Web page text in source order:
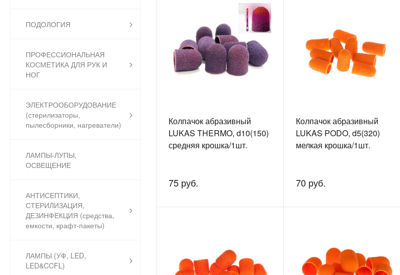
ПОДОЛОГИЯ
ПРОФЕССИОНАЛЬНАЯ
КОСМЕТИКА ДЛЯ РУК И
НОГ
ЭЛЕКТРООБОРУДОВАНИЕ
(стерилизаторы,
пылесборники, нагреватели)
ЛАМПЫ-ЛУПЫ,
ОСВЕЩЕНИЕ
АНТИСЕПТИКИ,
СТЕРИЛИЗАЦИЯ,
ДЕЗИНФЕКЦИЯ (средства,
емкости, крафт-пакеты)
ЛАМПЫ (УФ, LED,
LED&CCFL)
Колпачок абразивный
LUKAS THERMO, d10(150)
средняя крошка/1шт.
75 руб.
Колпачок абразивный
LUKAS PODO, d5(320)
мелкая крошка/1шт.
70 руб.